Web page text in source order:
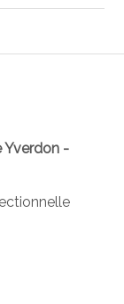
Yverdon -